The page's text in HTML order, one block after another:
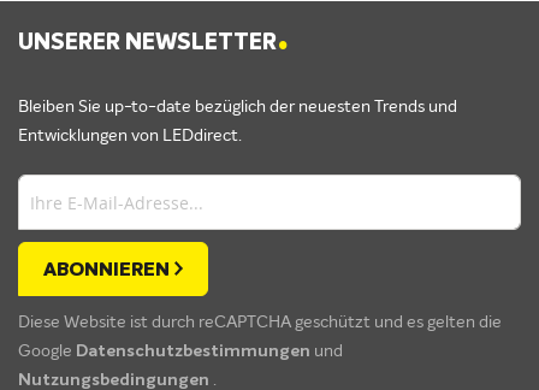
UNSERER NEWSLETTER.
Bleiben Sie up-to-date bezüglich der neuesten Trends und
Entwicklungen von LEDdirect.
ABONNIEREN
Diese Website ist durch reCAPTCHA geschützt und es gelten die
Google Datenschutzbestimmungen und
Nutzungsbedingungen .